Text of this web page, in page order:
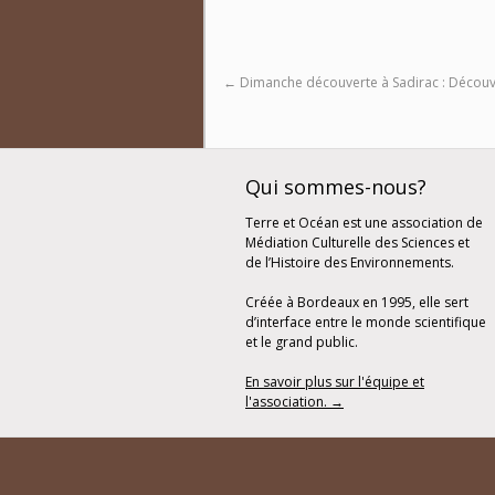
← Dimanche découverte à Sadirac :
Qui sommes-nous?
Terre et Océan est une association de
Médiation Culturelle des Sciences et
de l’Histoire des Environnements.
Créée à Bordeaux en 1995, elle sert
d’interface entre le monde scientifique
et le grand public.
En savoir plus sur l'équipe et
l'association. →